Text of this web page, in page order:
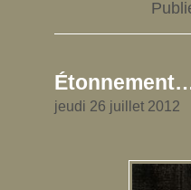
jeudi 26 juillet 2012